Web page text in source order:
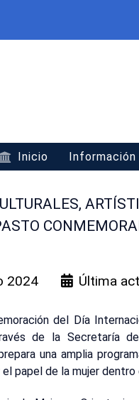
Inicio
2024 Última
del Día
de la Secretaría de
una amplia
papel de la mujer